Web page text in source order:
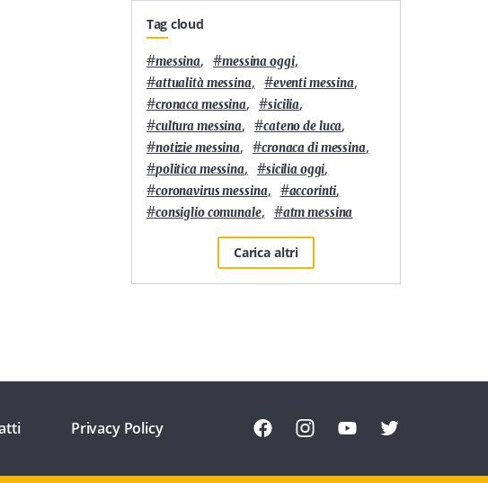
Tag cloud
#messina, #messina oggi,
#attualità messina, #eventi messina,
#cronaca messina, #sicilia,
#cultura messina, #cateno de luca,
#notizie messina, #cronaca di messina,
#politica messina, #sicilia oggi,
#coronavirus messina, #accorinti,
#consiglio comunale, #atm messina
Carica altri
Privacy Policy